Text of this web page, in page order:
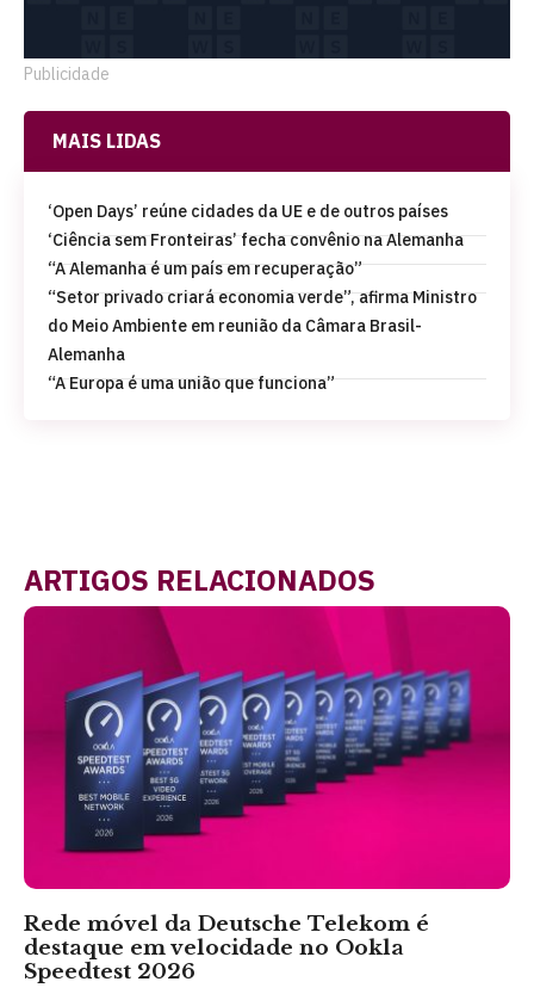
Publicidade
MAIS LIDAS
‘Open Days’ reúne cidades da UE e de outros países
‘Ciência sem Fronteiras’ fecha convênio na Alemanha
“A Alemanha é um país em recuperação”
“Setor privado criará economia verde”, afirma Ministro
do Meio Ambiente em reunião da Câmara Brasil-
Alemanha
“A Europa é uma união que funciona”
ARTIGOS RELACIONADOS
Rede móvel da Deutsche Telekom é
destaque em velocidade no Ookla
Speedtest 2026